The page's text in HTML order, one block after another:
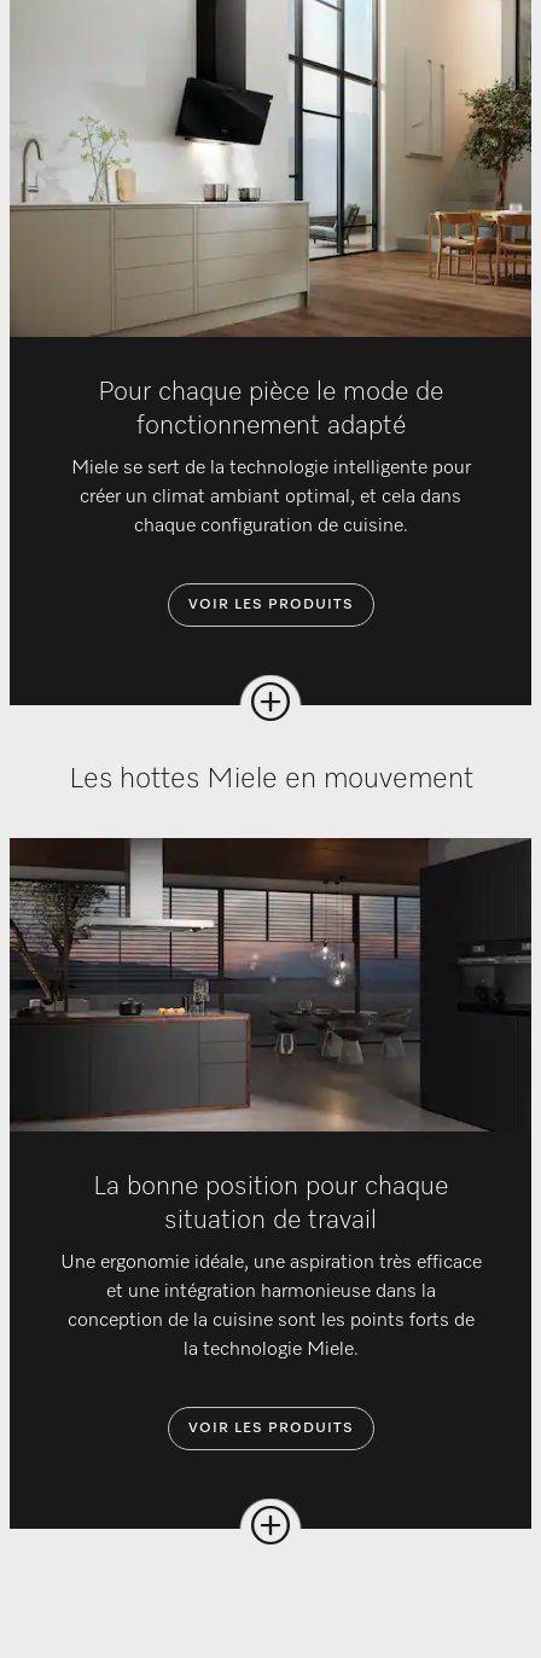
Pour chaque pièce le mode de
fonctionnement adapté
Miele se sert de la technologie intelligente pour
créer un climat ambiant optimal, et cela dans
chaque configuration de cuisine.
VOIR LES PRODUITS
Les hottes Miele en mouvement
La bonne position pour chaque
situation de travail
Une ergonomie idéale, une aspiration très efficace
et une intégration harmonieuse dans la
conception de la cuisine sont les points forts de
la technologie Miele.
VOIR LES PRODUITS